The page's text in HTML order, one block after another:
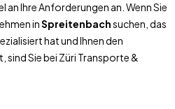
an Ihre Anforderungen an. Wenn Sie
inSpreitenbachsuchen, das
hat und Ihnen den
Sie bei Züri Transporte &